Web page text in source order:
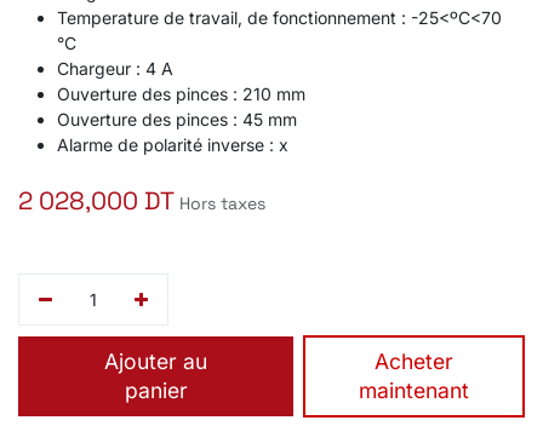
Temperature de travail, de fonctionnement : -25<ºC<70
°C
Chargeur : 4 A
Ouverture des pinces : 210 mm
Ouverture des pinces : 45 mm
Alarme de polarité inverse : x
2 028,000 DT Hors taxes
Ajouter au
panier
​Acheter
maintenant